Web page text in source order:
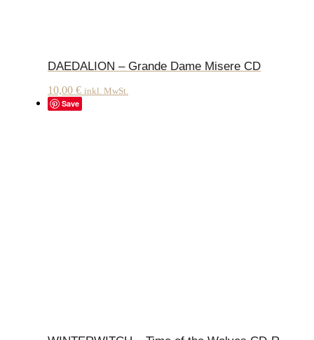
DAEDALION – Grande Dame Misere CD
10,00 € inkl. MwSt.
Save